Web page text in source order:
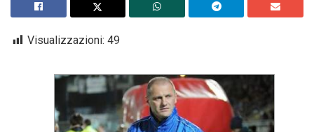
Visualizzazioni: 49